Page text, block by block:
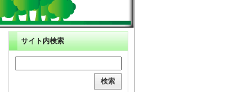
サイト内検索